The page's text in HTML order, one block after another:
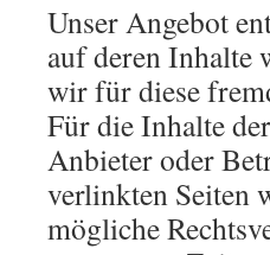
Unser Angebot
auf deren Inhalte
wir für diese
Für die Inhalte
Anbieter oder
verlinkten Seiten
mögliche